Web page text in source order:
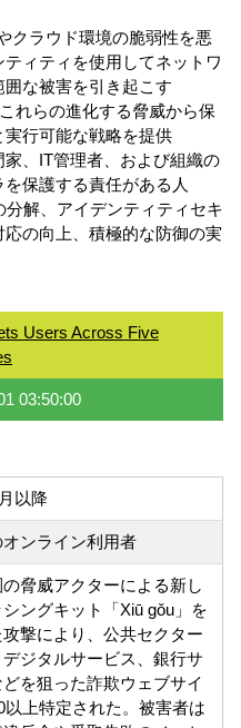
クラウド環境の脆弱性を悪
ィティを使用してネットワ
な被害を引き起こす
れらの進化する脅威から保
行可能な戦略を提供
、IT管理者、および組織の
保護する責任がある人
分解、アイデンティティセキ
応の向上、積極的な防御の実
Users Across Five
03:50:00
以降
ンライン利用者
脅威アクターによる新し
ングキット「Xiū gǒu」を
撃により、公共セクター
ジタルサービス、銀行サ
を狙った詐欺ウェブサイ
以上特定された。被害者は